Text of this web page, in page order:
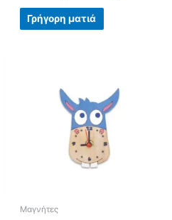
Γρήγορη ματιά
Μαγνήτες